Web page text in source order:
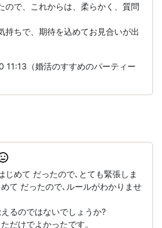
ので、これからは、柔らかく、質問
ちで、期待を込めてお見合いが出
（婚活のすすめのパーティー
じめて だったので､とても緊張しま
て だったので､ルールがわかりませ
るのではないでしょうか?
だけでよかったです。